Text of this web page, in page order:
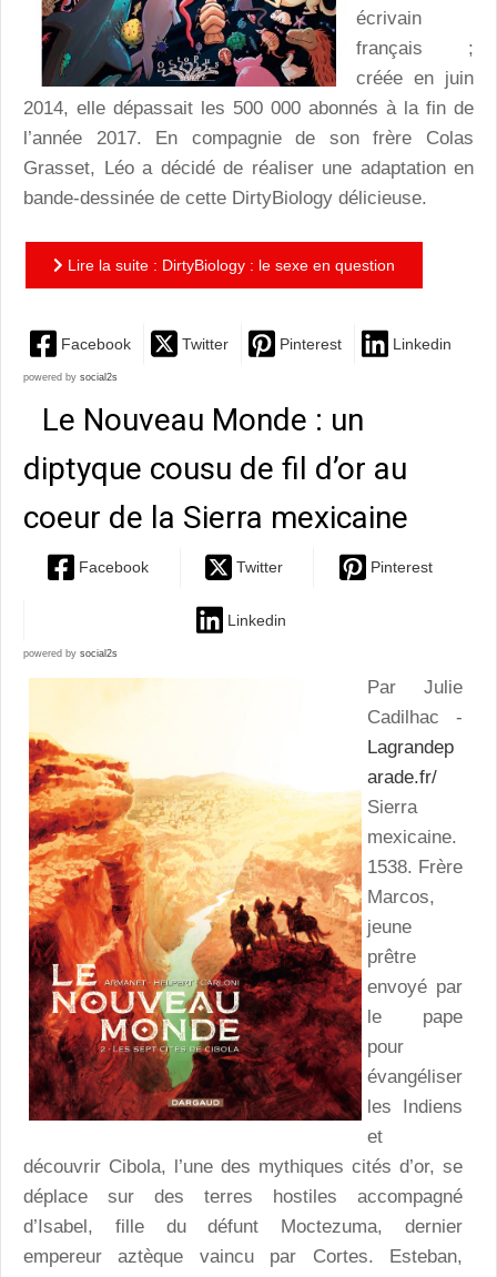
écrivain
français ;
créée en juin
2014, elle dépassait les 500 000 abonnés à la fin de
l’année 2017. En compagnie de son frère Colas
Grasset, Léo a décidé de réaliser une adaptation en
bande-dessinée de cette DirtyBiology délicieuse.
Lire la suite : DirtyBiology : le sexe en question
Facebook Twitter Pinterest Linkedin
powered by social2s
Le Nouveau Monde : un
diptyque cousu de fil d’or au
coeur de la Sierra mexicaine
Facebook Twitter Pinterest
Linkedin
powered by social2s
Par Julie
Cadilhac -
Lagrandep
arade.fr/
Sierra
mexicaine.
1538. Frère
Marcos,
jeune
prêtre
envoyé par
le pape
pour
évangéliser
les Indiens
et
découvrir Cibola, l’une des mythiques cités d’or, se
déplace sur des terres hostiles accompagné
d’Isabel, fille du défunt Moctezuma, dernier
empereur aztèque vaincu par Cortes. Esteban,